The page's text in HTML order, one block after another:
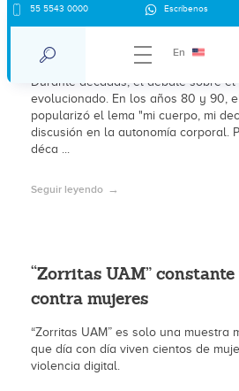
55 5543 0000 Escríbenos
En
Argumentos clave para
aborto: Justicia, salud y
Durante décadas, el debate sobre el
evolucionado. En los años 80 y 90,
popularizó el lema "mi cuerpo, mi
discusión en la autonomía corporal.
déca ...
Seguir leyendo
“Zorritas UAM”
contra mujeres
“Zorritas UAM” es solo una muestra
que día con día viven cientos de
violencia digital.